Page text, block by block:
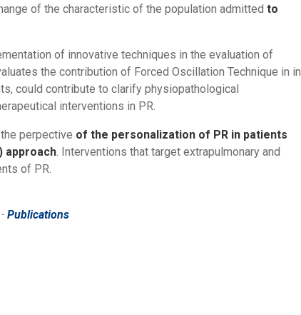
of the characteristic of the population admitted to
of innovative techniques in the evaluation of
the contribution of Forced Oscillation Technique in in
could contribute to clarify physiopathological
interventions in PR.
perpective of the personalization of PR in patients
approach. Interventions that target extrapulmonary and
of PR.
- Publications